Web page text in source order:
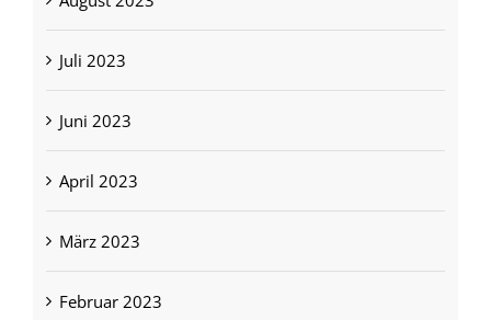
Juli 2023
Juni 2023
April 2023
März 2023
Februar 2023